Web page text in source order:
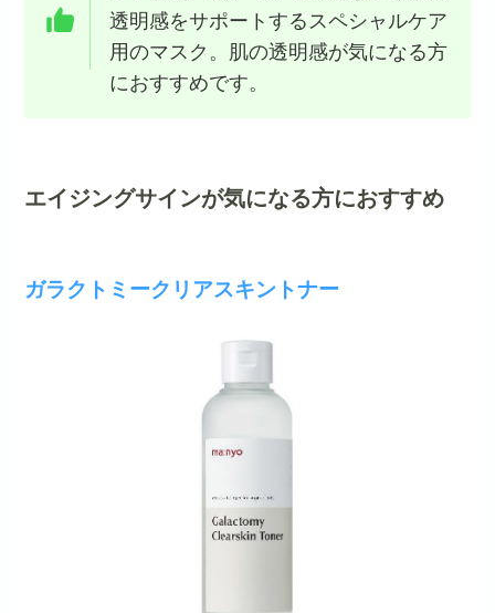
透明感をサポートするスペシャルケア
用のマスク。肌の透明感が気になる方
におすすめです。
エイジングサインが気になる方におすすめ
ガラクトミークリアスキントナー